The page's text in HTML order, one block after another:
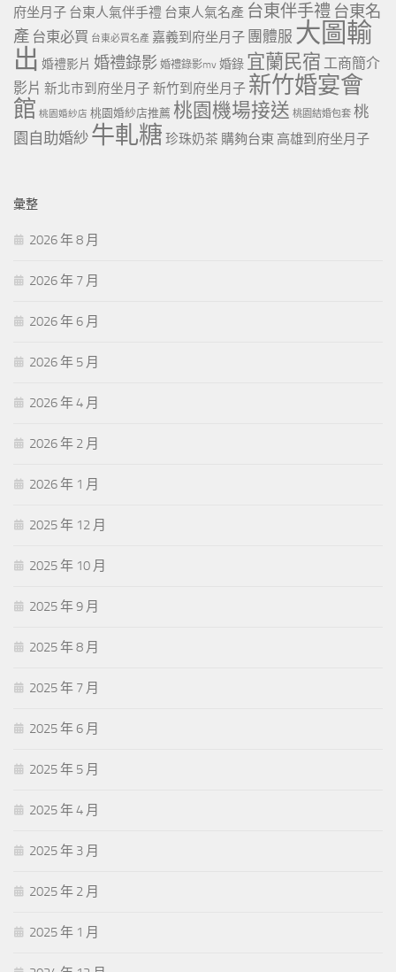
府坐月子 台東人氣伴手禮 台東人氣名產 台東伴手禮 台東名
產 台東必買 台東必買名產 嘉義到府坐月子 團體服 大圖輸
出 婚禮影片 婚禮錄影 婚禮錄影mv 婚錄 宜蘭民宿 工商簡介
影片 新北市到府坐月子 新竹到府坐月子 新竹婚宴會
館 桃園婚紗店 桃園婚紗店推薦 桃園機場接送 桃園結婚包套 桃
園自助婚紗 牛軋糖 珍珠奶茶 購夠台東 高雄到府坐月子
彙整
2026 年 8 月
2026 年 7 月
2026 年 6 月
2026 年 5 月
2026 年 4 月
2026 年 2 月
2026 年 1 月
2025 年 12 月
2025 年 10 月
2025 年 9 月
2025 年 8 月
2025 年 7 月
2025 年 6 月
2025 年 5 月
2025 年 4 月
2025 年 3 月
2025 年 2 月
2025 年 1 月